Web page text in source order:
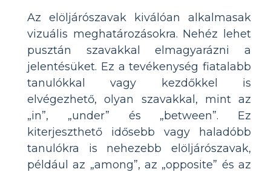
Az elöljárószavak kiválóan alkalmasak
vizuális meghatározásokra. Nehéz lehet
pusztán szavakkal elmagyarázni a
jelentésüket. Ez a tevékenység fiatalabb
tanulókkal vagy kezdőkkel is
elvégezhető, olyan szavakkal, mint az
„in”, „under” és „between”. Ez
kiterjeszthető idősebb vagy haladóbb
tanulókra is nehezebb elöljárószavak,
például az „among”, az „opposite” és az